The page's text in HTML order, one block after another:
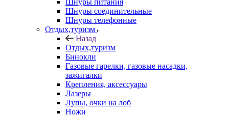
Шнуры питания
Шнуры соединительные
Шнуры телефонные
Отдых,туризм
Назад
Отдых,туризм
Бинокли
Газовые гарелки, газовые насадки,
зажигалки
Крепления, аксессуары
Лазеры
Лупы, очки на лоб
Ножи